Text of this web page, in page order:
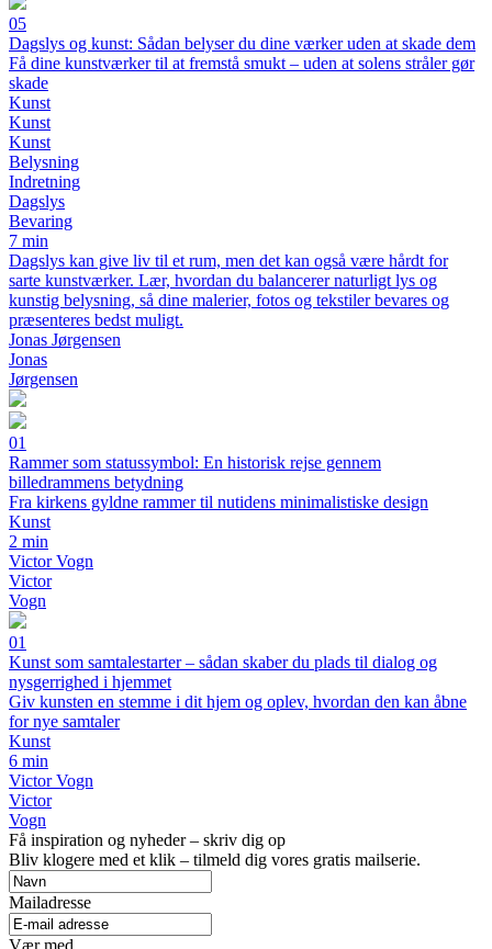
05
Dagslys og kunst: Sådan belyser du dine værker uden at skade dem
Få dine kunstværker til at fremstå smukt – uden at solens stråler gør
skade
Kunst
Kunst
Kunst
Belysning
Indretning
Dagslys
Bevaring
7 min
Dagslys kan give liv til et rum, men det kan også være hårdt for
sarte kunstværker. Lær, hvordan du balancerer naturligt lys og
kunstig belysning, så dine malerier, fotos og tekstiler bevares og
præsenteres bedst muligt.
Jonas Jørgensen
Jonas
Jørgensen
01
Rammer som statussymbol: En historisk rejse gennem
billedrammens betydning
Fra kirkens gyldne rammer til nutidens minimalistiske design
Kunst
2 min
Victor Vogn
Victor
Vogn
01
Kunst som samtalestarter – sådan skaber du plads til dialog og
nysgerrighed i hjemmet
Giv kunsten en stemme i dit hjem og oplev, hvordan den kan åbne
for nye samtaler
Kunst
6 min
Victor Vogn
Victor
Vogn
Få inspiration og nyheder – skriv dig op
Bliv klogere med et klik – tilmeld dig vores gratis mailserie.
Mailadresse
Vær med